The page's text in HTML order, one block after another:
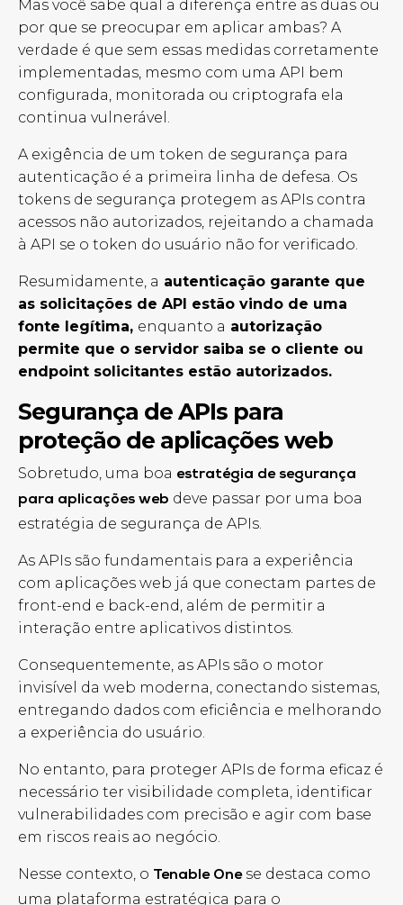
Mas você sabe qual a diferença entre as duas ou
por que se preocupar em aplicar ambas? A
verdade é que sem essas medidas corretamente
implementadas, mesmo com uma API bem
configurada, monitorada ou criptografa ela
continua vulnerável.
A exigência de um token de segurança para
autenticação é a primeira linha de defesa. Os
tokens de segurança protegem as APIs contra
acessos não autorizados, rejeitando a chamada
à API se o token do usuário não for verificado.
Resumidamente, a autenticação garante que
as solicitações de API estão vindo de uma
fonte legítima, enquanto a autorização
permite que o servidor saiba se o cliente ou
endpoint solicitantes estão autorizados.
Segurança de APIs para
proteção de aplicações web
Sobretudo, uma boa estratégia de segurança
para aplicações web deve passar por uma boa
estratégia de segurança de APIs.
As APIs são fundamentais para a experiência
com aplicações web já que conectam partes de
front-end e back-end, além de permitir a
interação entre aplicativos distintos.
Consequentemente, as APIs são o motor
invisível da web moderna, conectando sistemas,
entregando dados com eficiência e melhorando
a experiência do usuário.
No entanto, para proteger APIs de forma eficaz é
necessário ter visibilidade completa, identificar
vulnerabilidades com precisão e agir com base
em riscos reais ao negócio.
Nesse contexto, o Tenable Onese destaca como
uma plataforma estratégica para o